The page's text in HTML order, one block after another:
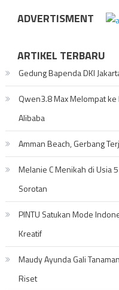
ADVERTISMENT
ARTIKEL TERBARU
Gedung Bapenda DKI
Qwen3.8 Max Melompat ke
Alibaba
Amman Beach, Gerbang
Melanie C Menikah di Usia
Sorotan
PINTU Satukan Mode
Kreatif
Maudy Ayunda Gali
Riset